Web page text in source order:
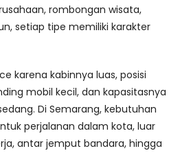
rombongan wisata,
setiap tipe memiliki karakter
karena kabinnya luas, posisi
mobil kecil, dan kapasitasnya
Di Semarang, kebutuhan
perjalanan dalam kota, luar
antar jemput bandara, hingga